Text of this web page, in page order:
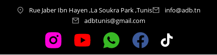
Rue Jaber Ibn Hayen ,La Soukra Park ,Tunis
info@adb.tn
adbtunis@gmail.com